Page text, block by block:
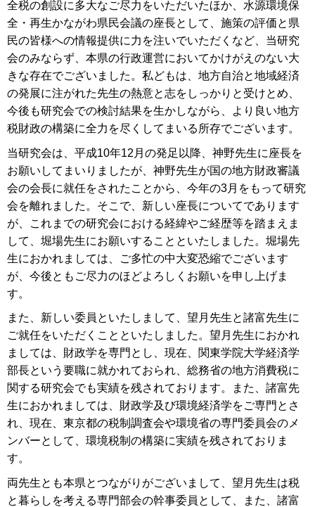
全税の創設に多大なご尽力をいただいたほか、水源環境保
全・再生かながわ県民会議の座長として、施策の評価と県
民の皆様への情報提供に力を注いでいただくなど、当研究
会のみならず、本県の行政運営においてかけがえのない大
きな存在でございました。私どもは、地方自治と地域経済
の発展に注がれた先生の熱意と志をしっかりと受けとめ、
今後も研究会での検討結果を生かしながら、より良い地方
税財政の構築に全力を尽くしてまいる所存でございます。
当研究会は、平成10年12月の発足以降、神野先生に座長を
お願いしてまいりましたが、神野先生が国の地方財政審議
会の会長に就任をされたことから、今年の3月をもって研究
会を離れました。そこで、新しい座長についてであります
が、これまでの研究会における経緯やご経歴等を踏まえま
して、堀場先生にお願いすることといたしました。堀場先
生におかれましては、ご多忙の中大変恐縮でございます
が、今後ともご尽力のほどよろしくお願いを申し上げま
す。
また、新しい委員といたしまして、望月先生と諸富先生に
ご就任をいただくことといたしました。望月先生におかれ
ましては、財政学を専門とし、現在、関東学院大学経済学
部長という要職に就かれておられ、総務省の地方消費税に
関する研究会でも実績を残されております。また、諸富先
生におかれましては、財政学及び環境経済学をご専門とさ
れ、現在、東京都の税制調査会や環境省の専門委員会のメ
ンバーとして、環境税制の構築に実績を残されておりま
す。
両先生とも本県とつながりがございまして、望月先生は税
と暮らしを考える専門部会の幹事委員として、また、諸富